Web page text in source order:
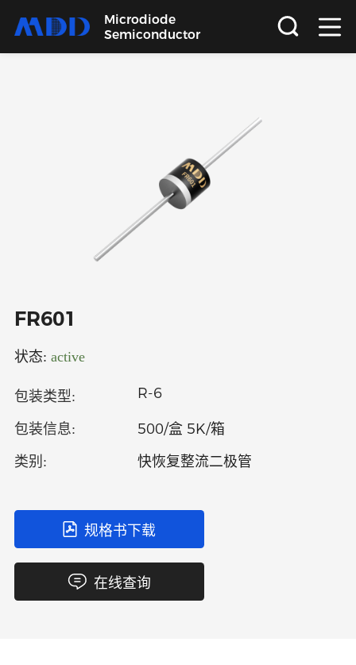
Microdiode
Semiconductor
关于
语言
FR601
状态: active
包装类型: R-6
包装信息: 500/盒 5K/箱
类别: 快恢复整流二极管
规格书下载
在线查询